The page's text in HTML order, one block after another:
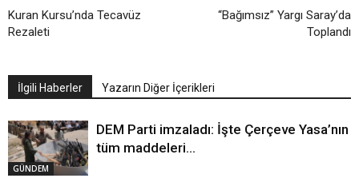
Kuran Kursu’nda Tecavüz
Rezaleti
“Bağımsız” Yargı Saray’da
Toplandı
İlgili Haberler Yazarın Diğer İçerikleri
GÜNDEM
DEM Parti imzaladı: İşte Çerçeve Yasa’nın
tüm maddeleri…